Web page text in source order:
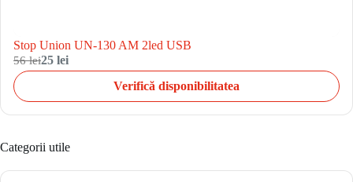
Stop Union UN-130 AM 2led USB
56 lei25 lei
Verifică disponibilitatea
Categorii utile